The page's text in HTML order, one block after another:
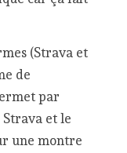
(Strava et
de
par
et le
une montre